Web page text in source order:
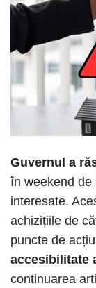
Guvernul a
în weekend de
interesate.
achizițiile de
puncte de
accesibilitate
continuarea